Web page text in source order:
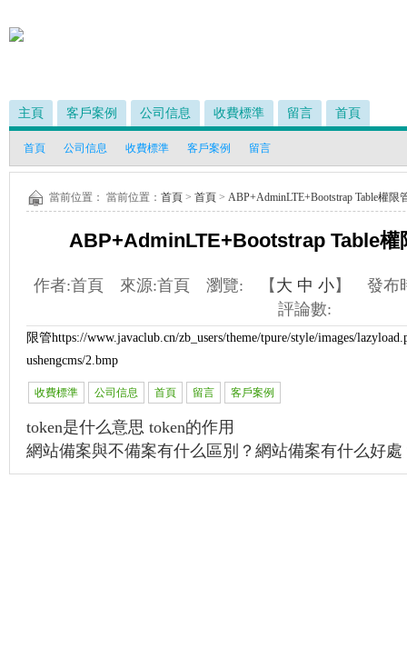
主頁 客戶案例 公司信息 收費標準 留言 首頁
首頁 公司信息 收費標準 客戶案例 留言
當前位置： 當前位置： 首頁 > 首頁 > ABP+AdminLTE+Bootstrap Table權限
ABP+AdminLTE+Bootstrap Table權
作者:首頁 來源:首頁 瀏覽: 【 大 中 小】 發布
評論數:
限管https://www.javaclub.cn/zb_users/theme/tpure/style/images/
ushengcms/2.bmp
收費標準 公司信息 首頁 留言 客戶案例
token是什么意思 token的作用
網站備案與不備案有什么區別？網站備案有什么好處